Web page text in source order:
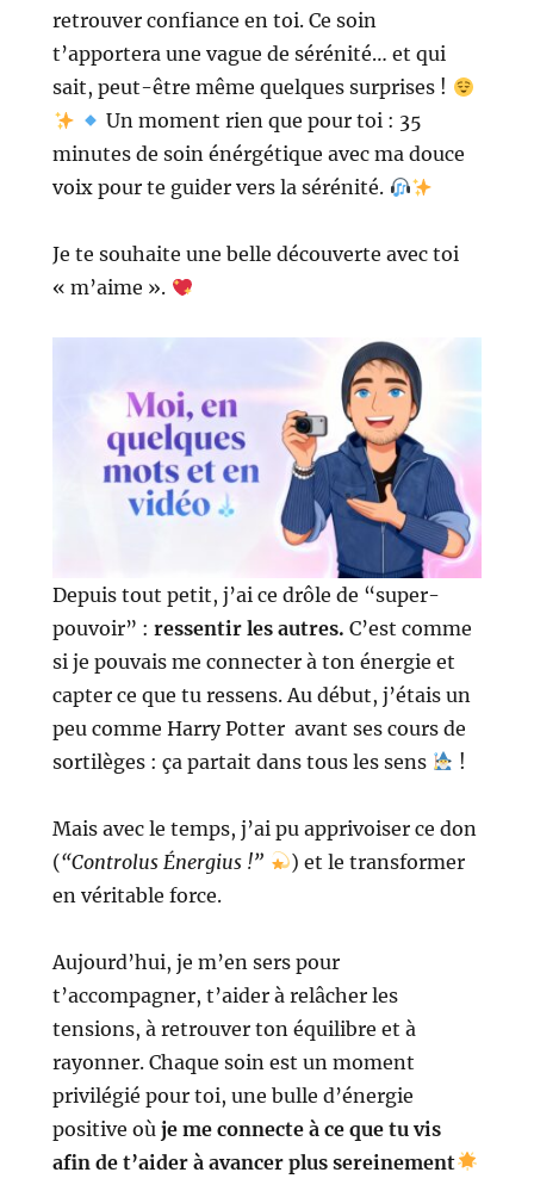
retrouver confiance en toi. Ce soin
t’apportera une vague de sérénité… et qui
sait, peut-être même quelques surprises !
Un moment rien que pour toi : 35
minutes de soin énérgétique avec ma douce
voix pour te guider vers la sérénité.
Je te souhaite une belle découverte avec toi
« m’aime ».
Depuis tout petit, j’ai ce drôle de “super-
pouvoir” :ressentir les autres. C’est comme
si je pouvais me connecter à ton énergie et
capter ce que tu ressens. Au début, j’étais un
peu comme Harry Potter avant ses cours de
sortilèges : ça partait dans tous les sens
!
Mais avec le temps, j’ai pu apprivoiser ce don
(“Controlus Énergius !”
) et le transformer
en véritable force.
Aujourd’hui, je m’en sers pour
t’accompagner, t’aider à relâcher les
tensions, à retrouver ton équilibre et à
rayonner. Chaque soin est un moment
privilégié pour toi, une bulle d’énergie
positive oùje me connecte à ce que tu vis
afin de t’aider à avancer plus sereinement